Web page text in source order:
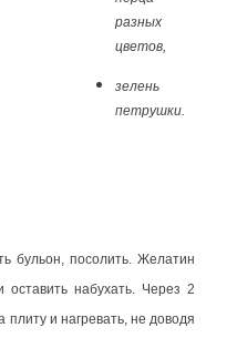
разных
цветов,
зелень
петрушки.
бульон, посолить. Желатин
набухать. Через 2
и нагревать, не доводя